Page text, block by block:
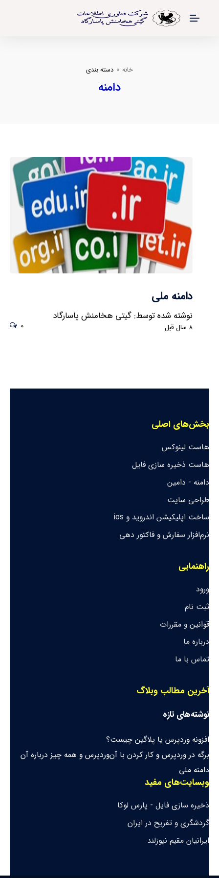
خانه دسته بندی
دامنه
دامنه ملی
نوشته شده توسط: گیتی هخامنش پاسارگاد
8 سال قبل 0
بخش‌های اصلی
هاست لینوکس
هاست ذخیره سازی فایل
دامنه - دامین
طراحی سایت
ساخت اپلیکیشن اندروید و ios
نرم‌افزار سفارش و فاکتور دهی
راهنمایی
ورود
ثبت نام
قوانین و مقررات
درباره ما
تماس با ما
آخرین مطالب وبلاگ
نوشته‌های تازه
افزونه وردپرس یا پلاگین چیست؟
برگه در وردپرس و کار کردن با آنوردپرس و همه چیز درباره آن
دامنه ملی
وبسایت‌های مفید
ذخیره سازی فایل - پارس لوکا
گردشگری و تفریح در ایران
ایرانیان مقیم نیوزلند